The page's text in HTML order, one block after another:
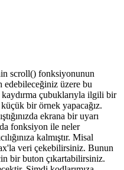
scroll() fonksiyonunun
edebileceğiniz üzere bu
çubuklarıyla ilgili bir
bir örnek yapacağız.
ekrana bir uyarı
fonksiyon ile neler
kalmıştır. Misal
veri çekebilirsiniz. Bunun
bir buton çıkartabilirsiniz.